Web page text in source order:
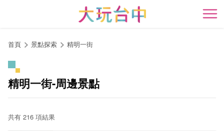
開
首頁 景點探索 精明一街
精明一街-周邊景點
共有 216 項結果